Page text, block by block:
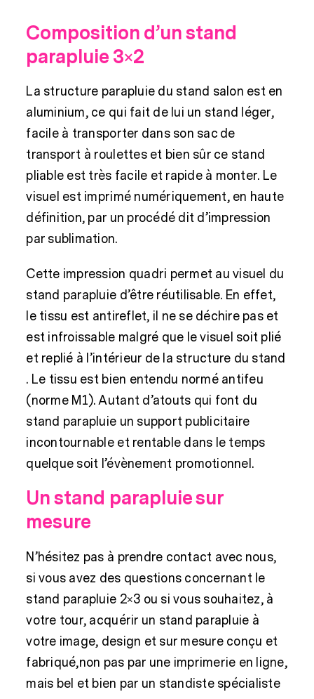
Composition d’un stand
parapluie 3×2
La structure parapluie du stand salon est en
aluminium, ce qui fait de lui un stand léger,
facile à transporter dans son sac de
transport à roulettes et bien sûr ce stand
pliable est très facile et rapide à monter. Le
visuel est imprimé numériquement, en haute
définition, par un procédé dit d’impression
par sublimation.
Cette impression quadri permet au visuel du
stand parapluie d’être réutilisable. En effet,
le tissu est antireflet, il ne se déchire pas et
est infroissable malgré que le visuel soit plié
et replié à l’intérieur de la structure du stand
. Le tissu est bien entendu normé antifeu
(norme M1). Autant d’atouts qui font du
stand parapluie un support publicitaire
incontournable et rentable dans le temps
quelque soit l’évènement promotionnel.
Un stand parapluie sur
mesure
N’hésitez pas à prendre contact avec nous,
si vous avez des questions concernant le
stand parapluie 2×3 ou si vous souhaitez, à
votre tour, acquérir un stand parapluie à
votre image, design et sur mesure conçu et
fabriqué,non pas par une imprimerie en ligne,
mais bel et bien par un standiste spécialiste